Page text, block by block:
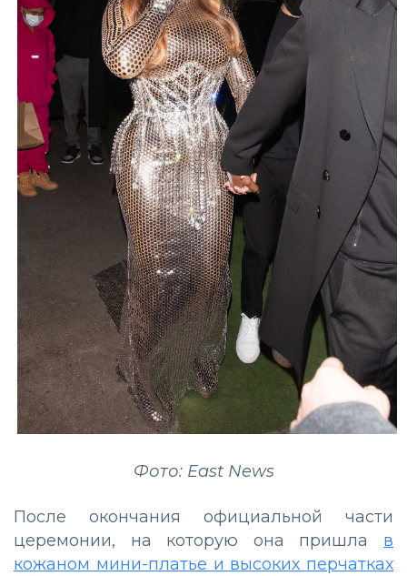
Фото: East News
После окончания официальной части
церемонии, на которую она пришла в
кожаном мини-платье и высоких перчатках